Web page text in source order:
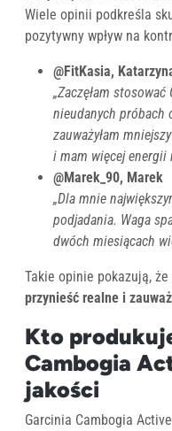
Wiele opinii podkreśla
pozytywny wpływ na
@FitKasia,
„Zaczęłam
nieudanych próbach
zauważyłam
i mam więcej energii
@Marek_90, Marek
„Dla mnie
podjadania. Waga
dwóch miesiącach
Takie opinie pokazują, że
przynieść realne i
Kto
Cambogia
jakości
Garcinia Cambogia